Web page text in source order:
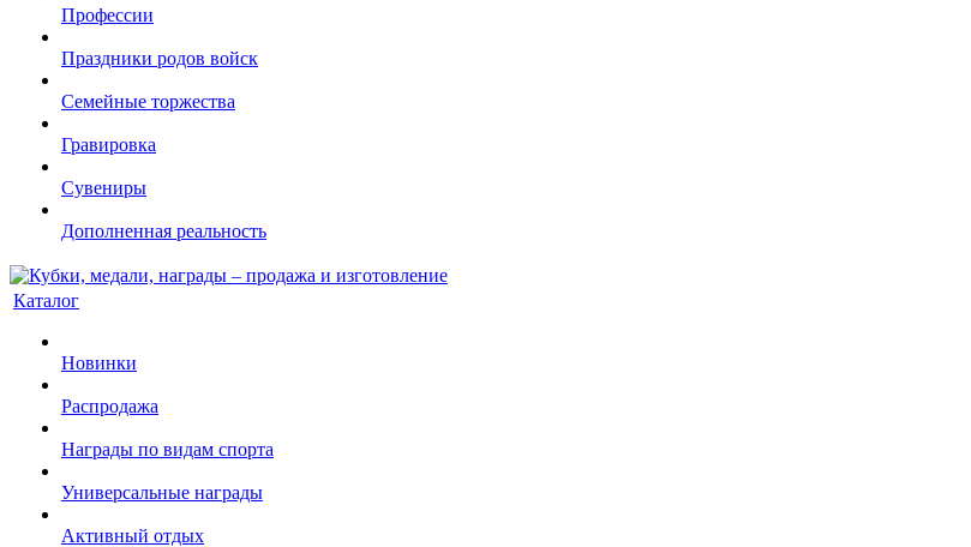
Профессии
Праздники родов войск
Семейные торжества
Гравировка
Сувениры
Дополненная реальность
Каталог
Новинки
Распродажа
Награды по видам спорта
Универсальные награды
Активный отдых